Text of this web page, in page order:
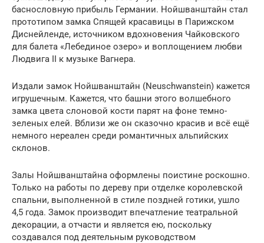
баснословную прибыль Германии. Нойшванштайн стал
прототипом замка Спящей красавицы в Парижском
Диснейленде, источником вдохновения Чайковского
для балета «Лебединое озеро» и воплощением любви
Людвига II к музыке Вагнера.
Издали замок Нойшванштайн (Neuschwanstein) кажется
игрушечным. Кажется, что башни этого волшебного
замка цвета слоновой кости парят на фоне темно-
зеленых елей. Вблизи же он сказочно красив и всё ещё
немного нереален среди романтичных альпийских
склонов.
Залы Нойшванштайна оформлены поистине роскошно.
Только на работы по дереву при отделке королевской
спальни, выполненной в стиле поздней готики, ушло
4,5 года. Замок производит впечатление театральной
декорации, а отчасти и является ею, поскольку
создавался под деятельным руководством